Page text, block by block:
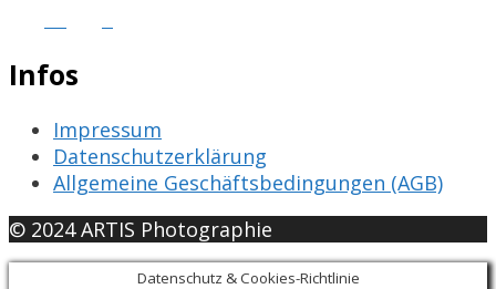
Infos
Impressum
Datenschutzerklärung
Allgemeine Geschäftsbedingungen (AGB)
© 2024 ARTIS Photographie
Datenschutz & Cookies-Richtlinie